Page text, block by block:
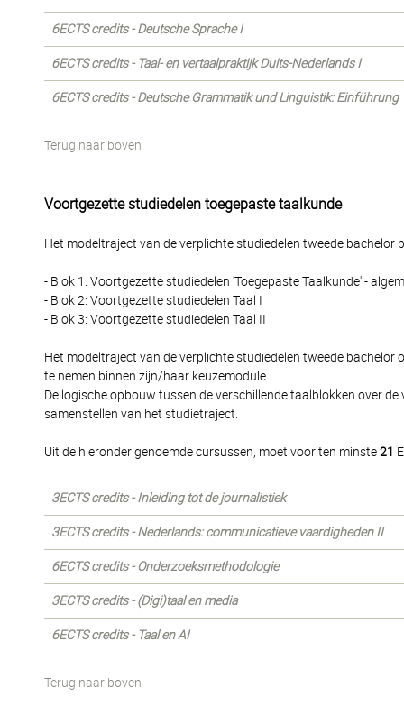
6ECTS credits - Deutsche Sprache I
6ECTS credits - Taal- en vertaalpraktijk Duits-Nederlands I
6ECTS credits - Deutsche Grammatik und Linguistik: Einführung
Terug naar boven
Voortgezette studiedelen toegepaste taalkunde
Het modeltraject van de verplichte studiedelen tweede bachelor
- Blok 1: Voortgezette studiedelen 'Toegepaste Taalkunde' -
- Blok 2: Voortgezette studiedelen Taal I
- Blok 3: Voortgezette studiedelen Taal II
Het modeltraject van de verplichte studiedelen tweede
te nemen binnen zijn/haar keuzemodule.
De logische opbouw tussen de verschillende taalblokken over
samenstellen van het studietraject.
Uit de hieronder genoemde cursussen, moet voor ten minste21
3ECTS credits - Inleiding tot de journalistiek
3ECTS credits - Nederlands: communicatieve vaardigheden II
6ECTS credits - Onderzoeksmethodologie
3ECTS credits - (Digi)taal en media
6ECTS credits - Taal en AI
Terug naar boven